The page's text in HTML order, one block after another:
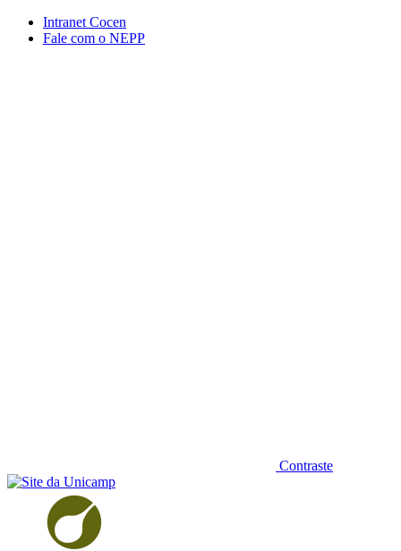
Conteúdo principal Menu principal
Intranet Cocen
Fale com o NEPP
Contraste